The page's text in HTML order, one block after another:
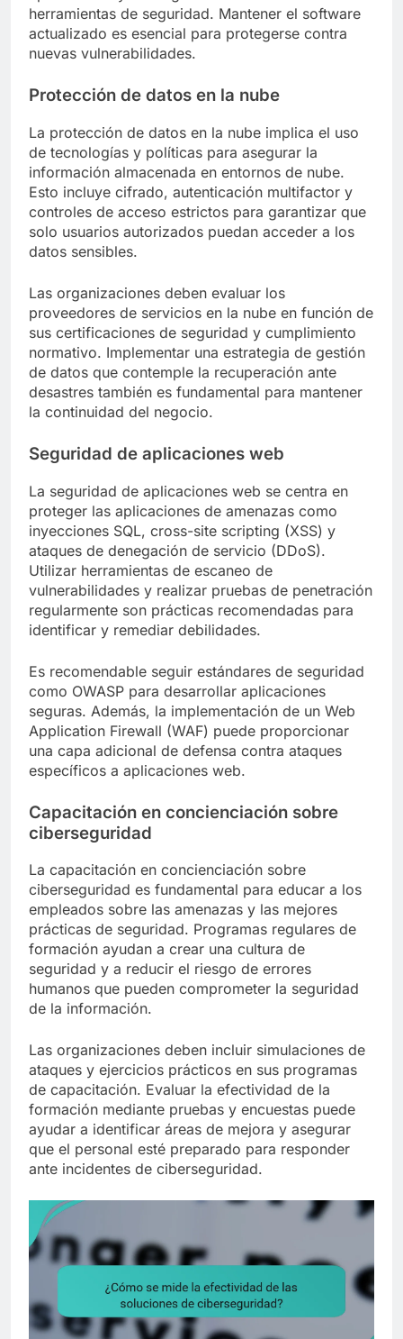
herramientas de seguridad. Mantener el software
actualizado es esencial para protegerse contra
nuevas vulnerabilidades.
Protección de datos en la nube
La protección de datos en la nube implica el uso
de tecnologías y políticas para asegurar la
información almacenada en entornos de nube.
Esto incluye cifrado, autenticación multifactor y
controles de acceso estrictos para garantizar que
solo usuarios autorizados puedan acceder a los
datos sensibles.
Las organizaciones deben evaluar los
proveedores de servicios en la nube en función de
sus certificaciones de seguridad y cumplimiento
normativo. Implementar una estrategia de gestión
de datos que contemple la recuperación ante
desastres también es fundamental para mantener
la continuidad del negocio.
Seguridad de aplicaciones web
La seguridad de aplicaciones web se centra en
proteger las aplicaciones de amenazas como
inyecciones SQL, cross-site scripting (XSS) y
ataques de denegación de servicio (DDoS).
Utilizar herramientas de escaneo de
vulnerabilidades y realizar pruebas de penetración
regularmente son prácticas recomendadas para
identificar y remediar debilidades.
Es recomendable seguir estándares de seguridad
como OWASP para desarrollar aplicaciones
seguras. Además, la implementación de un Web
Application Firewall (WAF) puede proporcionar
una capa adicional de defensa contra ataques
específicos a aplicaciones web.
Capacitación en concienciación sobre
ciberseguridad
La capacitación en concienciación sobre
ciberseguridad es fundamental para educar a los
empleados sobre las amenazas y las mejores
prácticas de seguridad. Programas regulares de
formación ayudan a crear una cultura de
seguridad y a reducir el riesgo de errores
humanos que pueden comprometer la seguridad
de la información.
Las organizaciones deben incluir simulaciones de
ataques y ejercicios prácticos en sus programas
de capacitación. Evaluar la efectividad de la
formación mediante pruebas y encuestas puede
ayudar a identificar áreas de mejora y asegurar
que el personal esté preparado para responder
ante incidentes de ciberseguridad.